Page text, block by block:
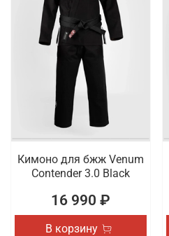
Кимоно для бжж Venum
Contender 3.0 Black
16 990 ₽
В корзину